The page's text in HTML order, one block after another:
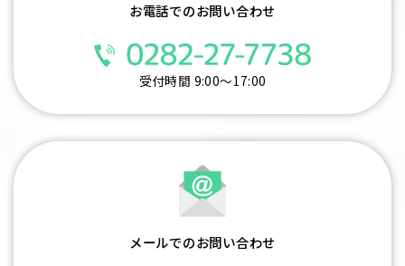
お電話でのお問い合わせ
受付時間 9:00～17:00
メールでのお問い合わせ